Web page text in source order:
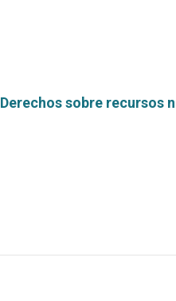
Derechos sobre recursos